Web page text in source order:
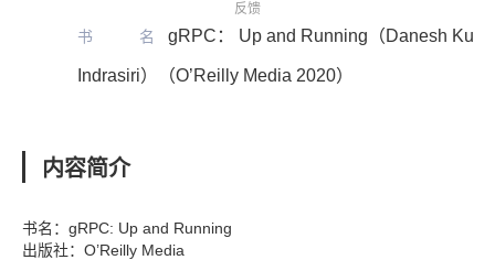
反馈
书名 gRPC： Up and Running（Danesh
Indrasiri）（O’Reilly Media 2020）
内容简介
书名：gRPC: Up and Running
出版社：O’Reilly Media